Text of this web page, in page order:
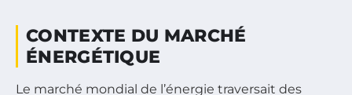
CONTEXTE DU MARCHÉ
ÉNERGÉTIQUE
Le marché mondial de l’énergie traversait des